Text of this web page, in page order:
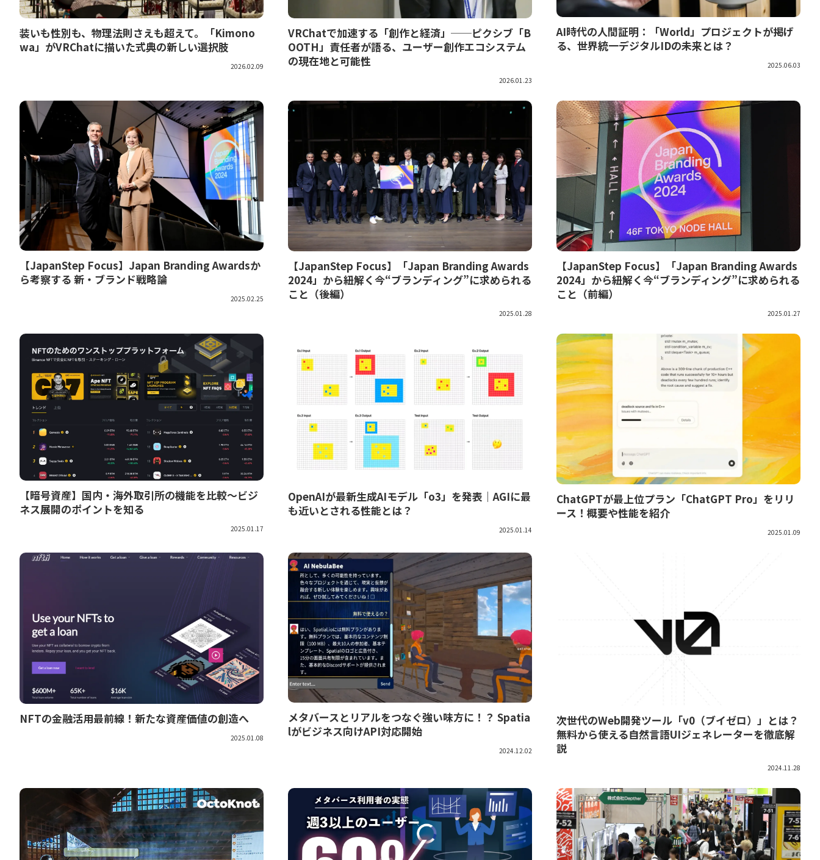
装いも性別も、物理法則さえも超えて。「Kimono
wa」がVRChatに描いた式典の新しい選択肢
2026.02.09
VRChatで加速する「創作と経済」──ピクシブ「B
OOTH」責任者が語る、ユーザー創作エコシステム
の現在地と可能性
2026.01.23
AI時代の人間証明：「World」プロジェクトが掲げ
る、世界統一デジタルIDの未来とは？
2025.06.03
【JapanStep Focus】Japan Branding Awardsか
ら考察する 新・ブランド戦略論
2025.02.25
【JapanStep Focus】「Japan Branding Awards
2024」から紐解く今“ブランディング”に求められる
こと（後編）
2025.01.28
【JapanStep Focus】「Japan Branding Awards
2024」から紐解く今“ブランディング”に求められる
こと（前編）
2025.01.27
【暗号資産】国内・海外取引所の機能を比較～ビジ
ネス展開のポイントを知る
2025.01.17
OpenAIが最新生成AIモデル「o3」を発表｜AGIに最
も近いとされる性能とは？
2025.01.14
ChatGPTが最上位プラン「ChatGPT Pro」をリリ
ース！概要や性能を紹介
2025.01.09
NFTの金融活用最前線！新たな資産価値の創造へ
2025.01.08
メタバースとリアルをつなぐ強い味方に！？ Spatia
lがビジネス向けAPI対応開始
2024.12.02
次世代のWeb開発ツール「v0（ブイゼロ）」とは？
無料から使える自然言語UIジェネレーターを徹底解
説
2024.11.28